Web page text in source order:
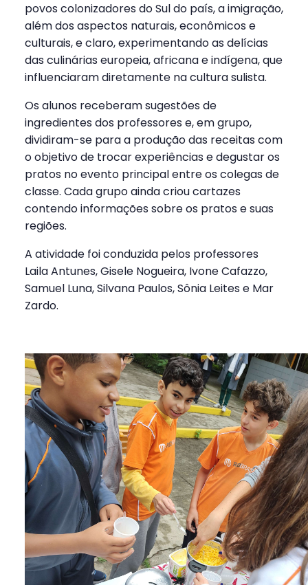
povos colonizadores do Sul do país, a imigração,
além dos aspectos naturais, econômicos e
culturais, e claro, experimentando as delícias
das culinárias europeia, africana e indígena, que
influenciaram diretamente na cultura sulista.
Os alunos receberam sugestões de
ingredientes dos professores e, em grupo,
dividiram-se para a produção das receitas com
o objetivo de trocar experiências e degustar os
pratos no evento principal entre os colegas de
classe. Cada grupo ainda criou cartazes
contendo informações sobre os pratos e suas
regiões.
A atividade foi conduzida pelos professores
Laila Antunes, Gisele Nogueira, Ivone Cafazzo,
Samuel Luna, Silvana Paulos, Sônia Leites e Mar
Zardo.